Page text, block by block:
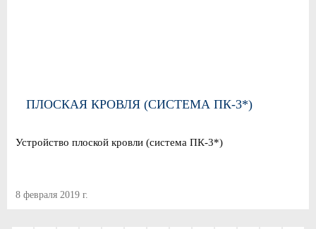
ПЛОСКАЯ КРОВЛЯ (СИСТЕМА ПК-3*)
Устройство плоской кровли (система ПК-3*)
8 февраля 2019 г.